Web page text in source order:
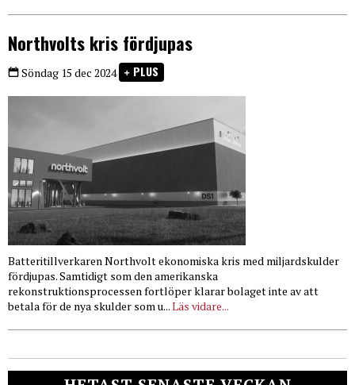
Northvolts kris fördjupas
Söndag 15 dec 2024 PLUS
Batteritillverkaren Northvolt ekonomiska kris med miljardskulder
fördjupas. Samtidigt som den amerikanska
rekonstruktionsprocessen fortlöper klarar bolaget inte av att
betala för de nya skulder som u...Läs vidare...